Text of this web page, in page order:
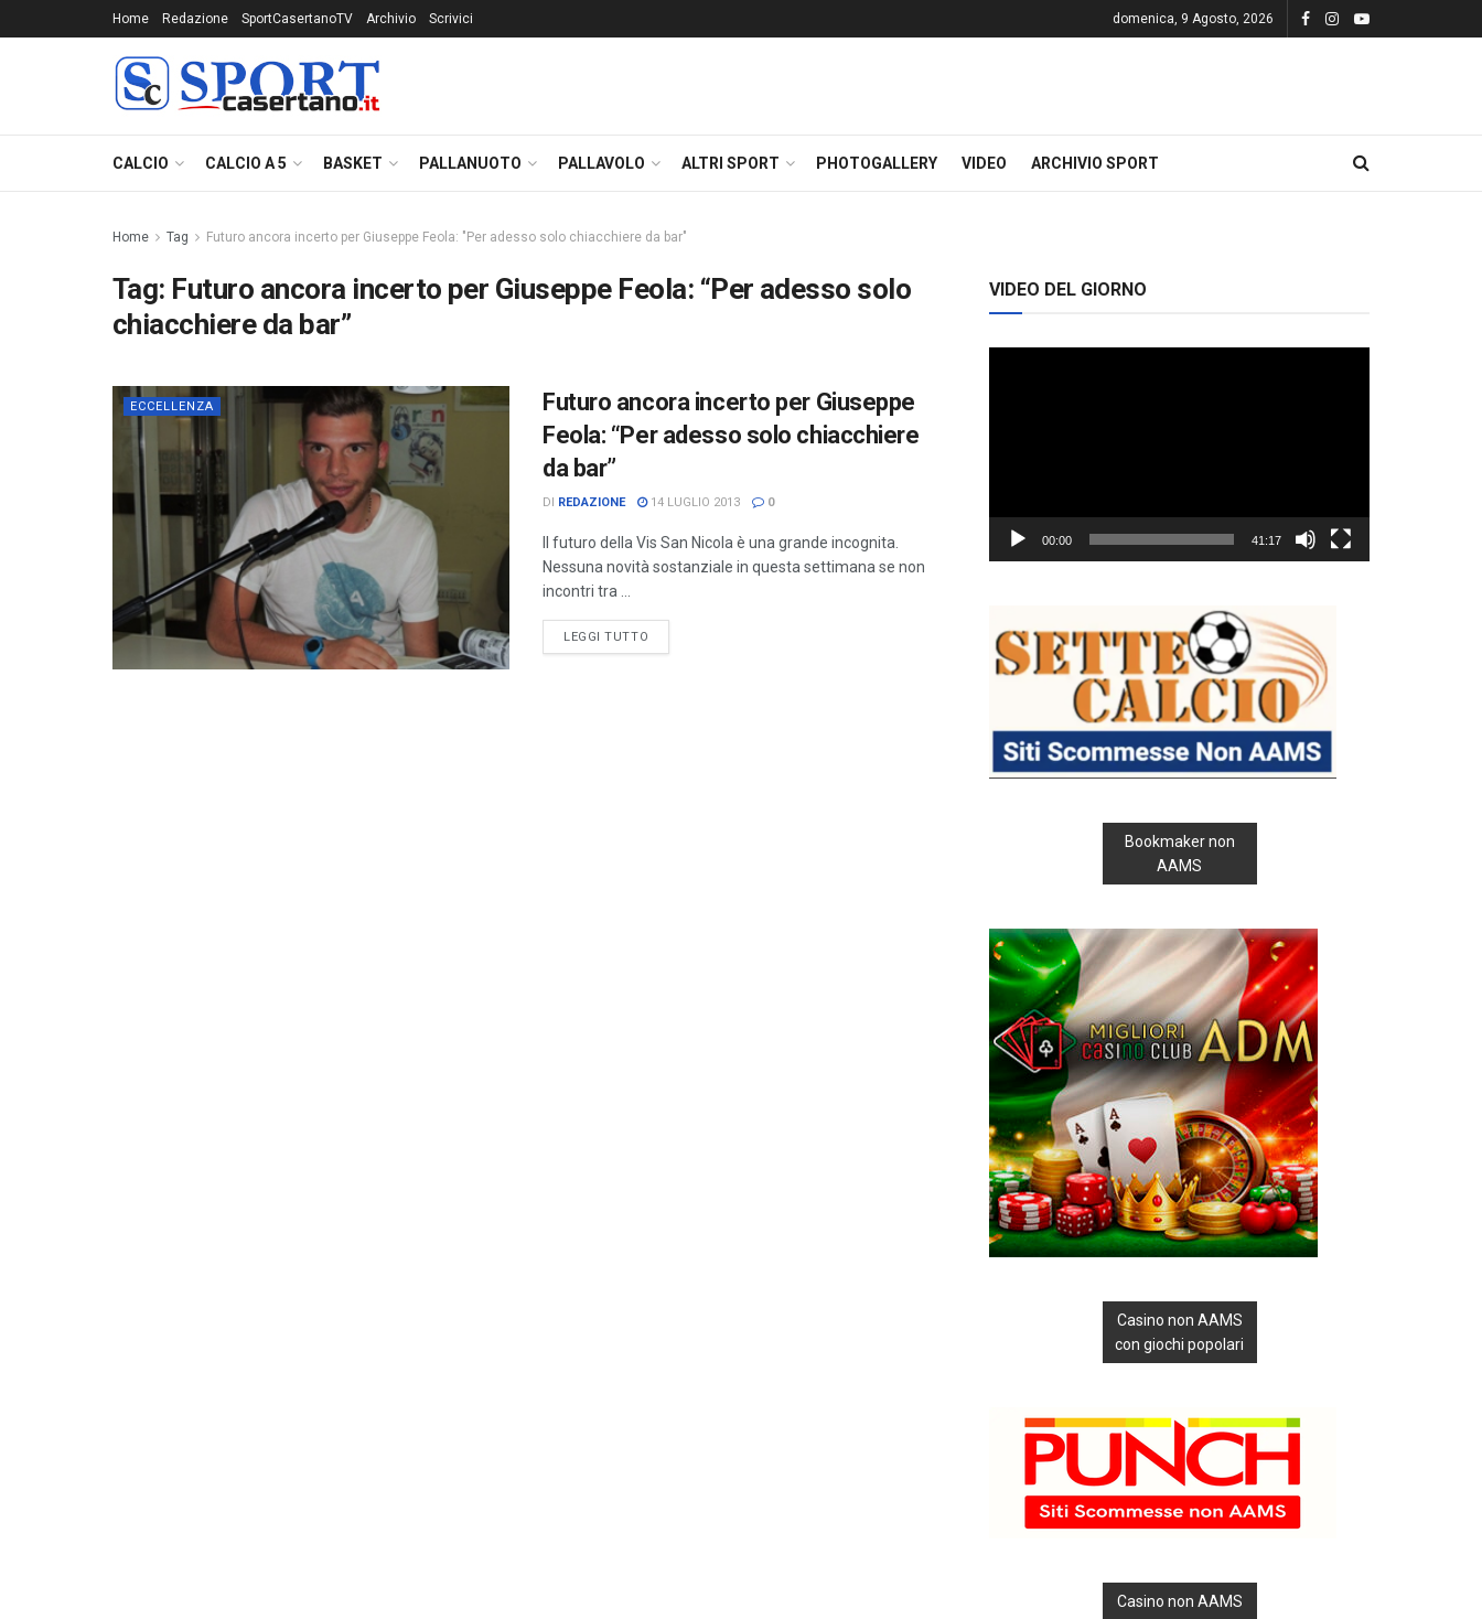
Home Redazione SportCasertanoTV Archivio Scrivici domenica, 9 Agosto, 2026
CALCIO CALCIO A 5 BASKET PALLANUOTO PALLAVOLO ALTRI SPORT PHOTOGALLERY VIDEO ARCHIVIO SPORT
Home Tag Futuro ancora incerto per Giuseppe Feola: "Per adesso solo chiacchiere da bar"
Tag: Futuro ancora incerto per Giuseppe Feola: “Per adesso solo
chiacchiere da bar”
ECCELLENZA
Futuro ancora incerto per Giuseppe
Feola: “Per adesso solo chiacchiere
da bar”
DI REDAZIONE 14 LUGLIO 2013 0
Il futuro della Vis San Nicola è una grande incognita.
Nessuna novità sostanziale in questa settimana se non
incontri tra ...
LEGGI TUTTO
VIDEO DEL GIORNO
00:00 41:17
Bookmaker non
AAMS
Casino non AAMS
con giochi popolari
Casino non AAMS